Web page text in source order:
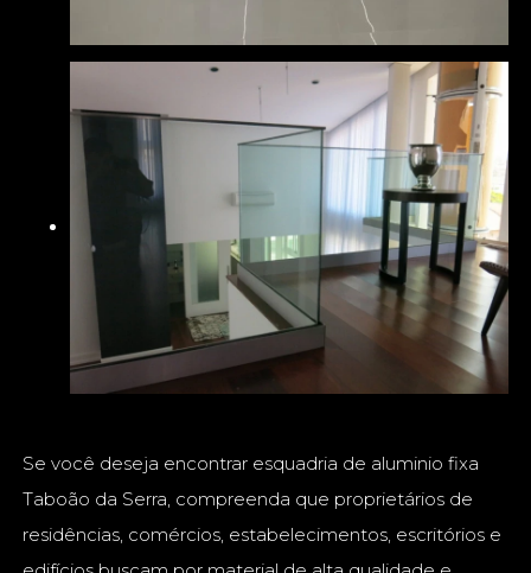
Se você deseja encontrar esquadria de aluminio fixa
Taboão da Serra, compreenda que proprietários de
residências, comércios, estabelecimentos, escritórios e